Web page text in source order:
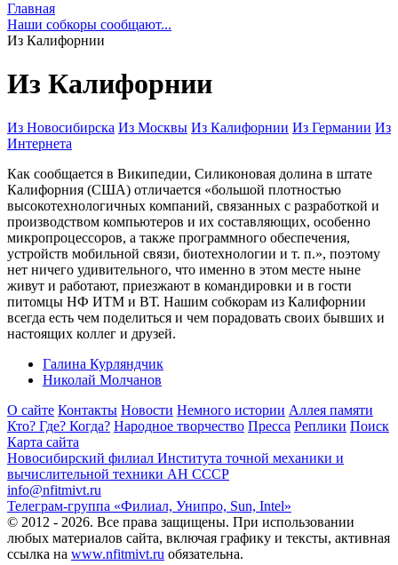
Главная
Наши собкоры сообщают...
Из Калифорнии
Из Калифорнии
Из Новосибирска Из Москвы Из Калифорнии Из Германии Из
Интернета
Как сообщается в Википедии, Силиконовая долина в штате
Калифорния (США) отличается «большой плотностью
высокотехнологичных компаний, связанных с разработкой и
производством компьютеров и их составляющих, особенно
микропроцессоров, а также программного обеспечения,
устройств мобильной связи, биотехнологии и т. п.», поэтому
нет ничего удивительного, что именно в этом месте ныне
живут и работают, приезжают в командировки и в гости
питомцы НФ ИТМ и ВТ. Нашим собкорам из Калифорнии
всегда есть чем поделиться и чем порадовать своих бывших и
настоящих коллег и друзей.
Галина Курляндчик
Николай Молчанов
О сайте Контакты Новости Немного истории Аллея памяти
Кто? Где? Когда? Народное творчество Пресса Реплики Поиск
Карта сайта
Новосибирский филиал Института точной механики и
вычислительной техники АН СССР
info@nfitmivt.ru
Телеграм-группа «Филиал, Унипро, Sun, Intel»
© 2012 - 2026. Все права защищены. При использовании
любых материалов сайта, включая графику и тексты, активная
ссылка на www.nfitmivt.ru обязательна.